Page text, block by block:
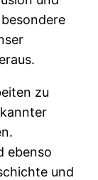
zu
ebenso
und